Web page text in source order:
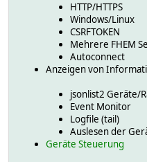
HTTP/HTTPS
Windows/Linux
CSRFTOKEN
Mehrere FHEM
Autoconnect
Anzeigen von
jsonlist2 Geräte/
Event Monitor
Logfile (tail)
Auslesen der
Geräte Steuerung